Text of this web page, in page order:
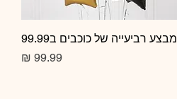
תצוגה מהירה
מבצע רביעייה של כוכבים ב99.99
מחיר